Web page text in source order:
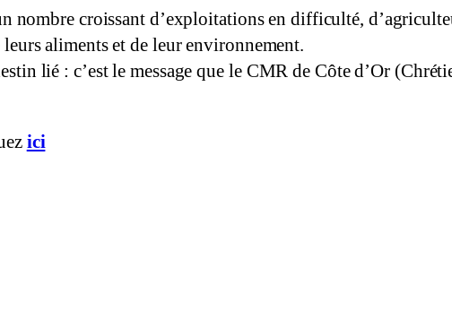
nombre croissant d’exploitations en difficulté,
aliments et de leur environnement.
lié : c’est le message que le CMR de Côte d’Or
ici